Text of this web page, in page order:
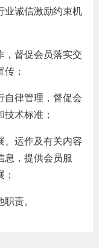
从业人
期货市
期货公
业诚信激励约束机
，督促会员落实交
；
自律管理，督促会
术标准；
、运作及有关内容
息，提供会员服
责。